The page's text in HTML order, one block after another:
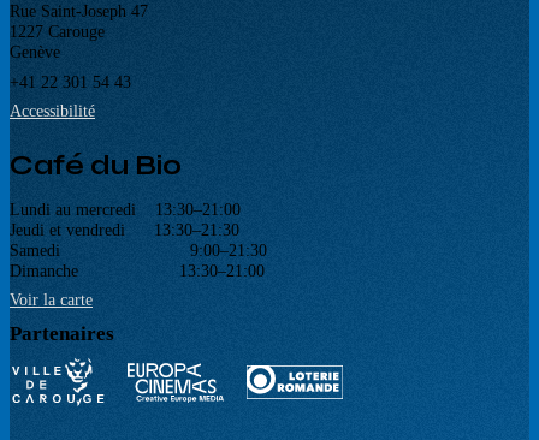
Rue Saint-Joseph 47
1227 Carouge
Genève
+41 22 301 54 43
Accessibilité
Café du Bio
Lundi au mercredi 13:30–21:00
Jeudi et vendredi 13:30–21:30
Samedi 9:00–21:30
Dimanche 13:30–21:00
Voir la carte
Partenaires